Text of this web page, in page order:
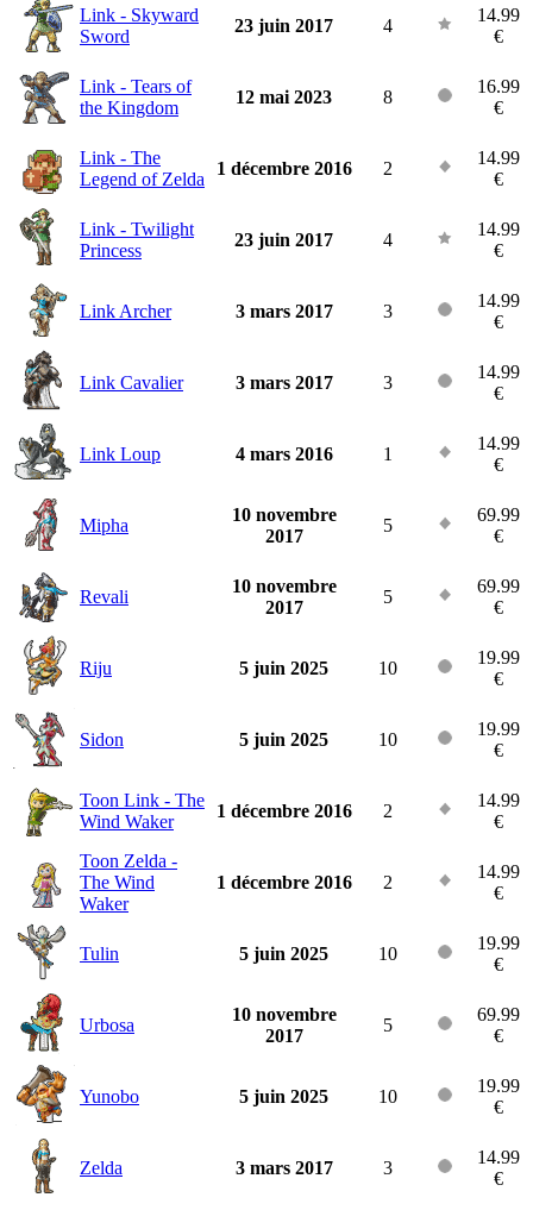
Link - Skyward
Sword
23 juin 2017 4
14.99
€
Link - Tears of
the Kingdom
12 mai 2023 8
16.99
€
Link - The
Legend of Zelda
1 décembre 2016 2
14.99
€
Link - Twilight
Princess
23 juin 2017 4
14.99
€
Link Archer 3 mars 2017 3
14.99
€
Link Cavalier 3 mars 2017 3
14.99
€
Link Loup 4 mars 2016 1
14.99
€
Mipha
10 novembre
2017
5
69.99
€
Revali
10 novembre
2017
5
69.99
€
Riju 5 juin 2025 10
19.99
€
Sidon 5 juin 2025 10
19.99
€
Toon Link - The
Wind Waker
1 décembre 2016 2
14.99
€
Toon Zelda -
The Wind
Waker
1 décembre 2016 2
14.99
€
Tulin 5 juin 2025 10
19.99
€
Urbosa
10 novembre
2017
5
69.99
€
Yunobo 5 juin 2025 10
19.99
€
Zelda 3 mars 2017 3
14.99
€